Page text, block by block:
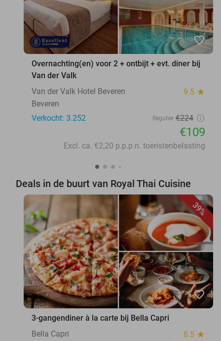
favorite_border
Overnachting(en) voor 2 + ontbijt + evt. diner bij
Van der Valk
Van der Valk Hotel Beveren
9.5 star
Beveren
Verkocht: 3.252
Regulier €224
€109
Excl. ca. €2,20 p.p.p.n. toeristenbelasting
Deals in de buurt van Royal Thai Cuisine
39%
favorite_border
3-gangendiner à la carte bij Bella Capri
Bella Capri
8.5 star